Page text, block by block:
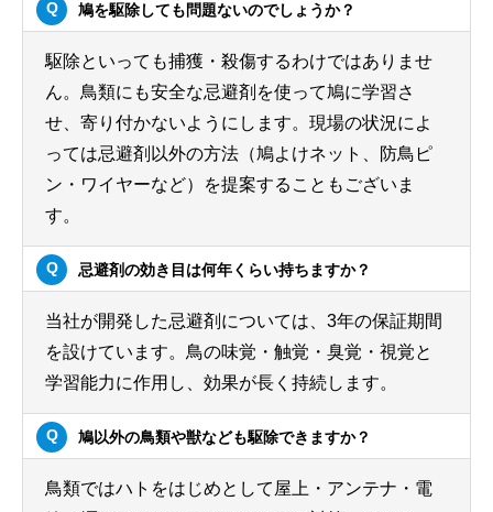
鳩を駆除しても問題ないのでしょうか？
駆除といっても捕獲・殺傷するわけではありませ
ん。鳥類にも安全な忌避剤を使って鳩に学習さ
せ、寄り付かないようにします。現場の状況によ
っては忌避剤以外の方法（鳩よけネット、防鳥ピ
ン・ワイヤーなど）を提案することもございま
す。
忌避剤の効き目は何年くらい持ちますか？
当社が開発した忌避剤については、3年の保証期間
を設けています。鳥の味覚・触覚・臭覚・視覚と
学習能力に作用し、効果が長く持続します。
鳩以外の鳥類や獣なども駆除できますか？
鳥類ではハトをはじめとして屋上・アンテナ・電